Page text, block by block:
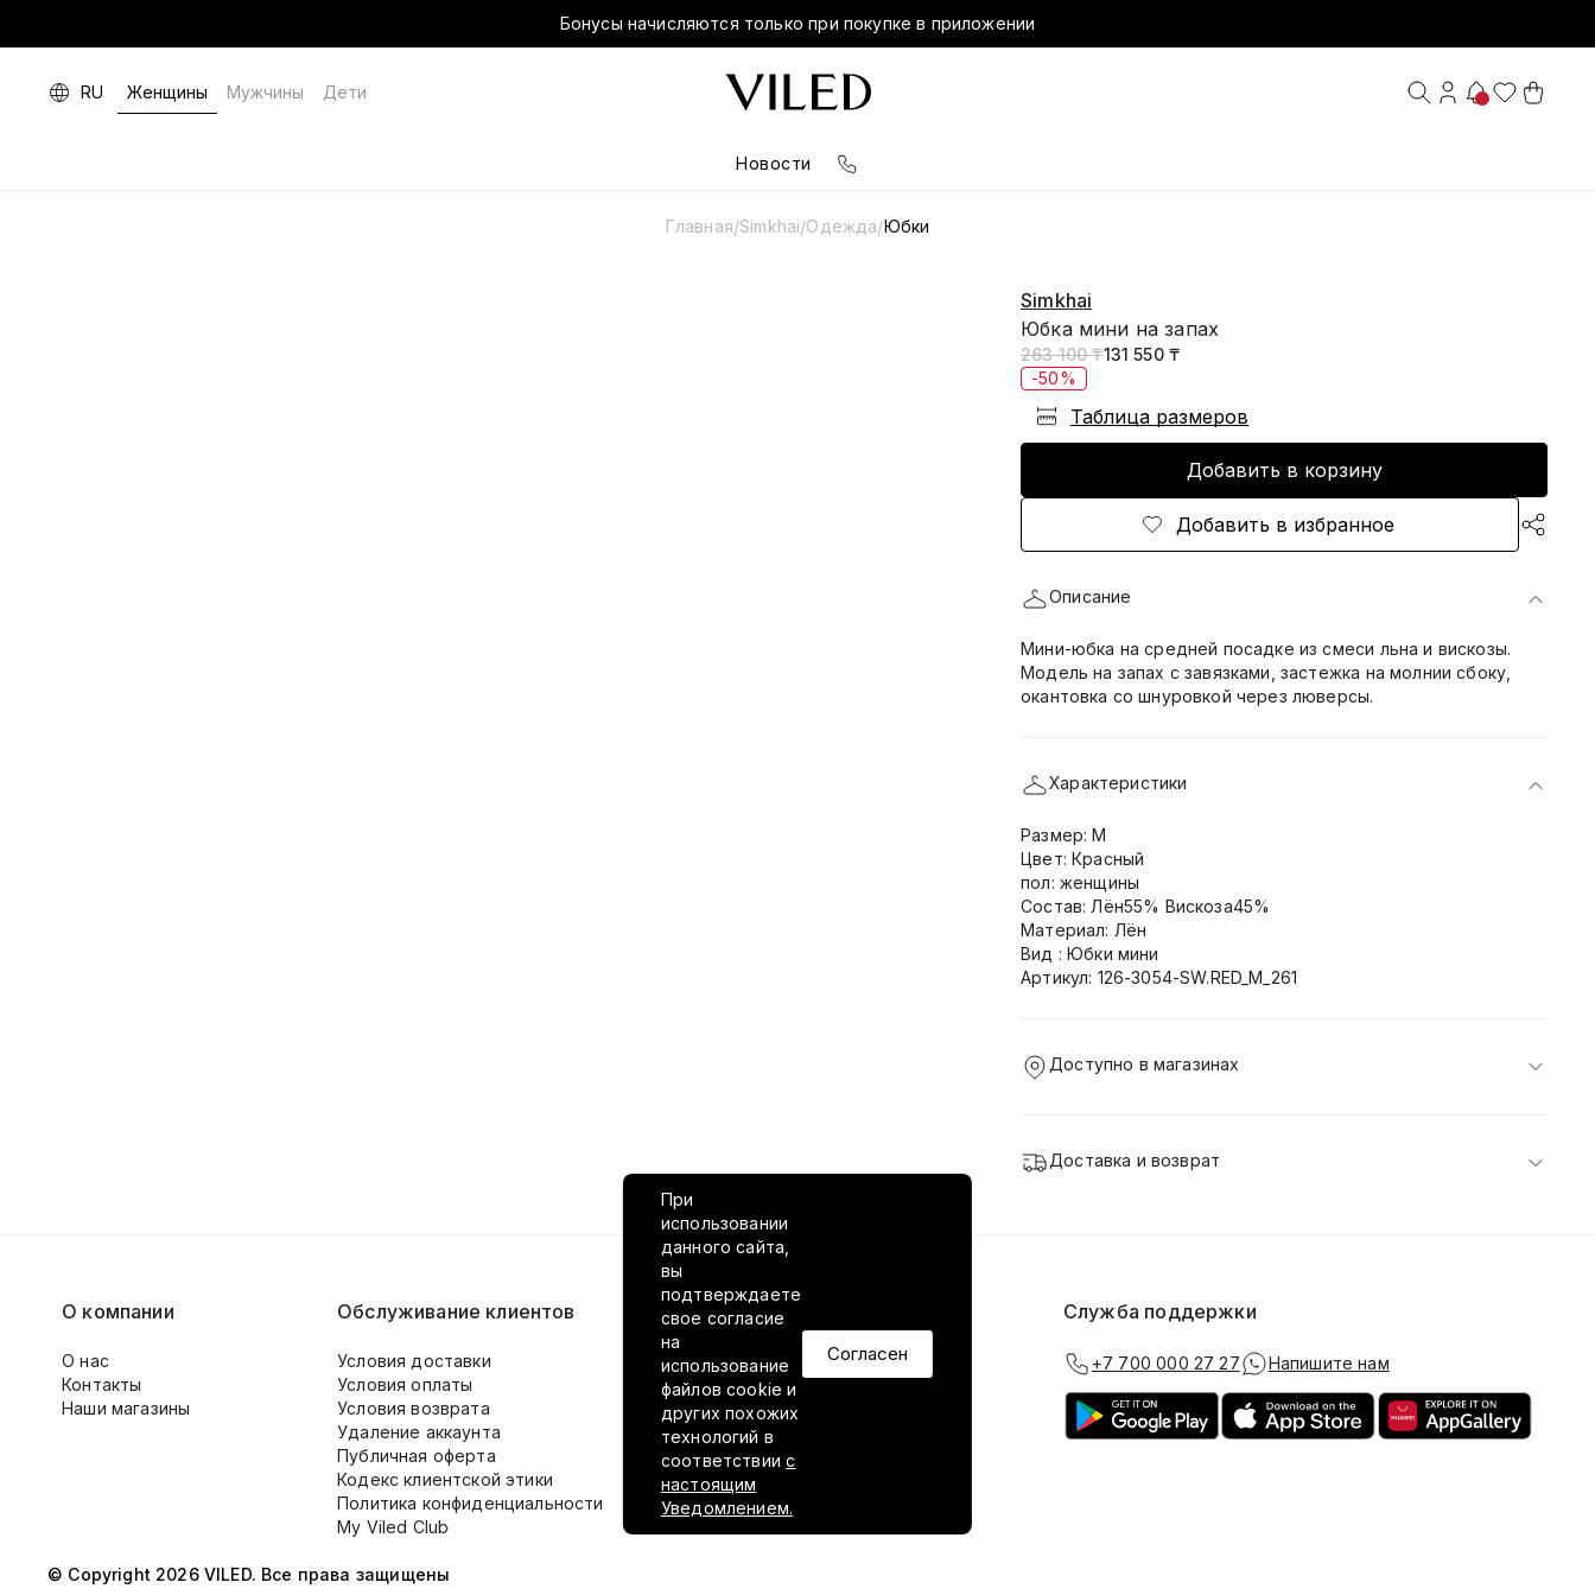
Бонусы начисляются только при покупке в приложении
RU Женщины Мужчины Дети
Новости
Главная/Simkhai/Одежда/Юбки
Simkhai
Юбка мини на запах
263 100 ₸131 550 ₸
-50%
Таблица размеров
Добавить в корзину
Добавить в избранное
Описание
Мини-юбка на средней посадке из смеси льна и вискозы.
Модель на запах с завязками, застежка на молнии сбоку,
окантовка со шнуровкой через люверсы.
Характеристики
Размер: M
Цвет: Красный
пол: женщины
Состав: Лён55% Вискоза45%
Материал: Лён
Вид : Юбки мини
Артикул: 126-3054-SW.RED_M_261
Доступно в магазинах
Доставка и возврат
При
использовании
данного сайта,
вы
подтверждаете
свое согласие
на
использование
файлов cookie и
других похожих
технологий в
соответствиис
настоящим
Уведомлением.
Согласен
О компании
О нас
Контакты
Наши магазины
Обслуживание клиентов
Условия доставки
Условия оплаты
Условия возврата
Удаление аккаунта
Публичная оферта
Кодекс клиентской этики
Политика конфиденциальности
My Viled Club
VILED в соцсетях Служба поддержки
+7 700 000 27 27 Напишите нам
© Copyright 2026 VILED. Все права защищены